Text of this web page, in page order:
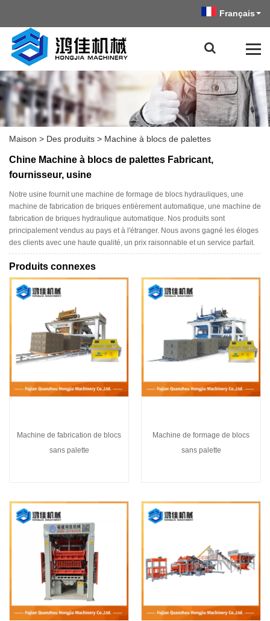
Français
Maison > Des produits > Machine à blocs de palettes
Chine Machine à blocs de palettes Fabricant,
fournisseur, usine
Notre usine fournit une machine de formage de blocs hydrauliques, une
machine de fabrication de briques entièrement automatique, une machine de
fabrication de briques hydraulique automatique. Nos produits sont
principalement vendus au pays et à l'étranger. Nous avons gagné les éloges
des clients avec une haute qualité, un prix raisonnable et un service parfait.
Produits connexes
Machine de fabrication de blocs
sans palette
Machine de formage de blocs
sans palette